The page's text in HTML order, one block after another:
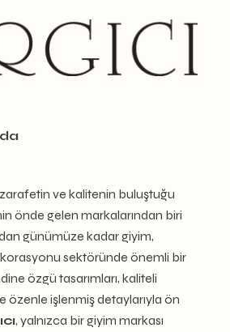
zarafetin ve kalitenin buluştuğu
önde gelen markalarından biri
günümüze kadar giyim,
sektöründe önemli bir
özgü tasarımları, kaliteli
özenle işlenmiş detaylarıyla ön
, yalnızca bir giyim markası